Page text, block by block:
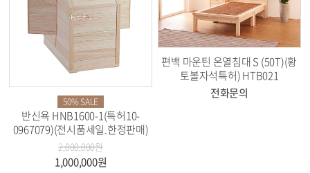
50% SALE
반신욕 HNB1600-1(특허10-
0967079)(전시품세일.한정판매)
2,000,000원
1,000,000원
편백 마운틴 온열침대 S (50T)(황
토볼자석특허) HTB021
전화문의